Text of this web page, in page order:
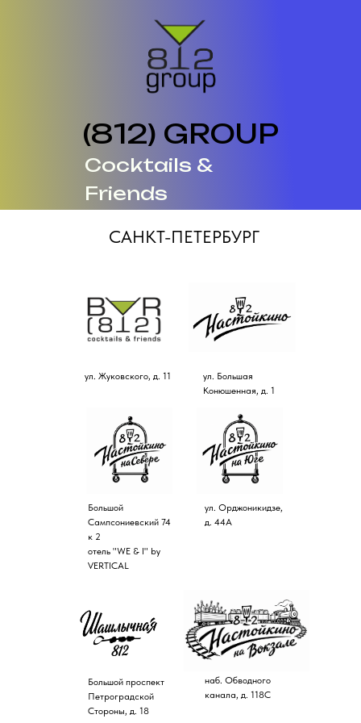
(812) GROUP
САНКТ-ПЕТЕРБУРГ
ул. Жуковского, д. 11
ул. Большая
Конюшенная, д. 1
Большой
Сампсониевский 74
к 2
отель "WE & I" by
VERTICAL
ул. Орджоникидзе,
д. 44А
Большой проспект
Петроградской
Стороны, д. 18
наб. Обводного
канала, д. 118С
Cocktails &
Friends